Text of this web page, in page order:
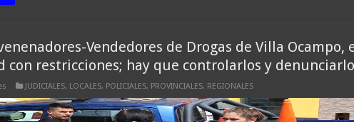
Vendedores de Drogas de Villa Ocampo,
con restricciones; hay que controlarlos y
JUDICIALES, LOCALES, POLICIALES, PROVINCIALES, REGIONALES